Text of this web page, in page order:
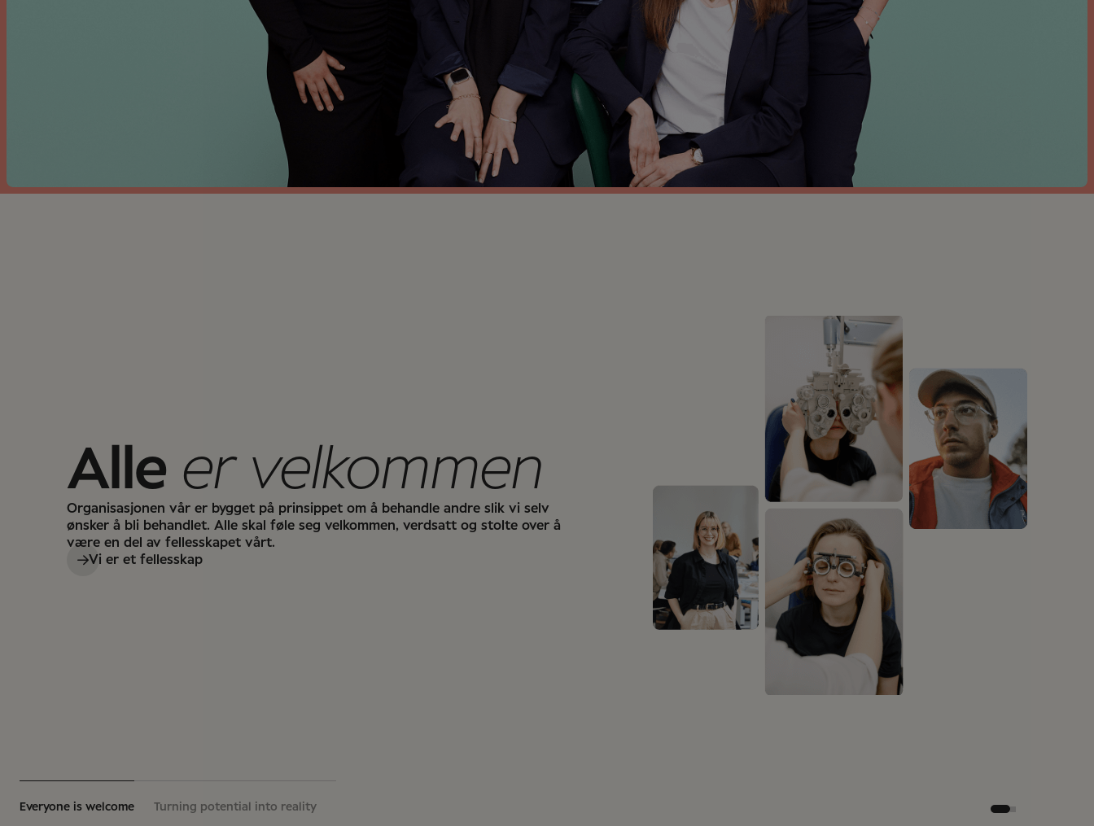
Alle er velkommen
Organisasjonen vår er bygget på prinsippet om å behandle andre slik vi selv
ønsker å bli behandlet. Alle skal føle seg velkommen, verdsatt og stolte over å
være en del av fellesskapet vårt.
Vi er et fellesskap
Everyone is welcome Turning potential into reality